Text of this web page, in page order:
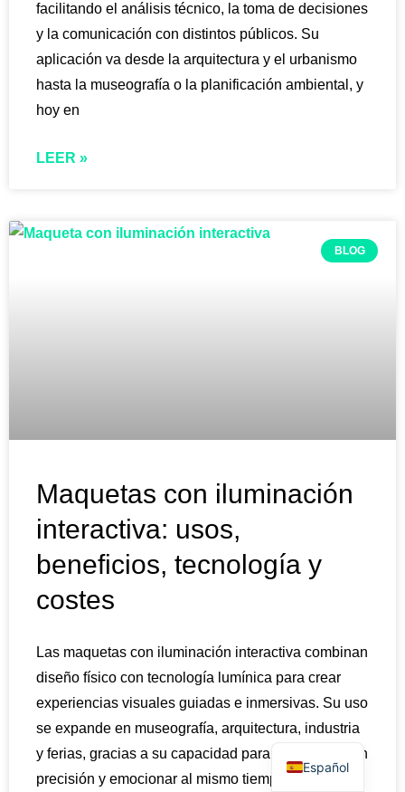
facilitando el análisis técnico, la toma de decisiones
y la comunicación con distintos públicos. Su
aplicación va desde la arquitectura y el urbanismo
hasta la museografía o la planificación ambiental, y
hoy en
LEER »
BLOG
Maquetas con iluminación
interactiva: usos,
beneficios, tecnología y
costes
Las maquetas con iluminación interactiva combinan
diseño físico con tecnología lumínica para crear
experiencias visuales guiadas e inmersivas. Su uso
se expande en museografía, arquitectura, industria
y ferias, gracias a su capacidad para comunicar con
precisión y emocionar al mismo tiempo.
Español
English